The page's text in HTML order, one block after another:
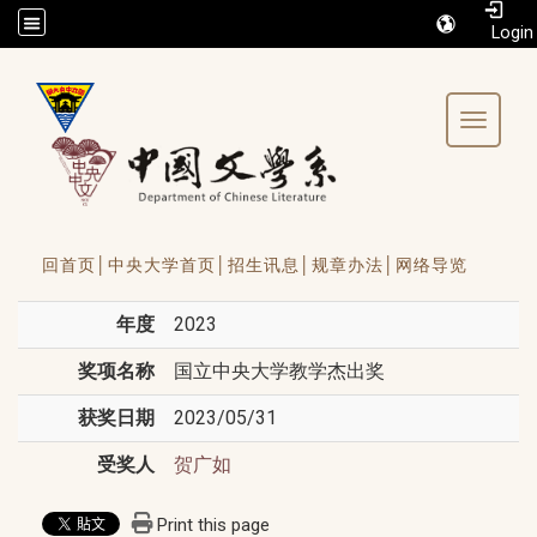
/accesskey"" title="Toolbar">:::
Toggle
回首页│ 中央大学首页│ 招生讯息│ 规章办法│ 网络导览
年度 2023
奖项名称 国立中央大学教学杰出奖
获奖日期 2023/05/31
受奖人 贺广如
Print this page